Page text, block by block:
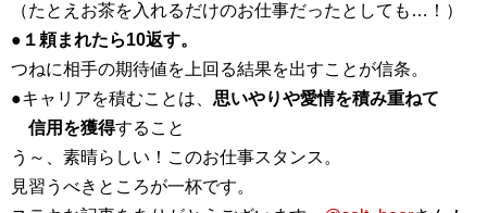
（たとえお茶を入れるだけのお仕事だったとしても…！）
● １頼まれたら10返す。
つねに相手の期待値を上回る結果を出すことが信条。
●キャリアを積むことは、 思いやりや愛情を積み重ねて
信用を獲得すること
う～、素晴らしい！このお仕事スタンス。
見習うべきところが一杯です。